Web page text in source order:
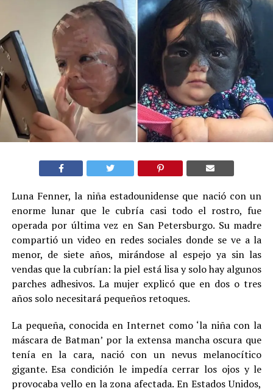
Luna Fenner, la niña estadounidense que nació con un
enorme lunar que le cubría casi todo el rostro, fue
operada por última vez en San Petersburgo. Su madre
compartió un video en redes sociales donde se ve a la
menor, de siete años, mirándose al espejo ya sin las
vendas que la cubrían: la piel está lisa y solo hay algunos
parches adhesivos. La mujer explicó que en dos o tres
años solo necesitará pequeños retoques.
La pequeña, conocida en Internet como ‘la niña con la
máscara de Batman’ por la extensa mancha oscura que
tenía en la cara, nació con un nevus melanocítico
gigante. Esa condición le impedía cerrar los ojos y le
provocaba vello en la zona afectada. En Estados Unidos,